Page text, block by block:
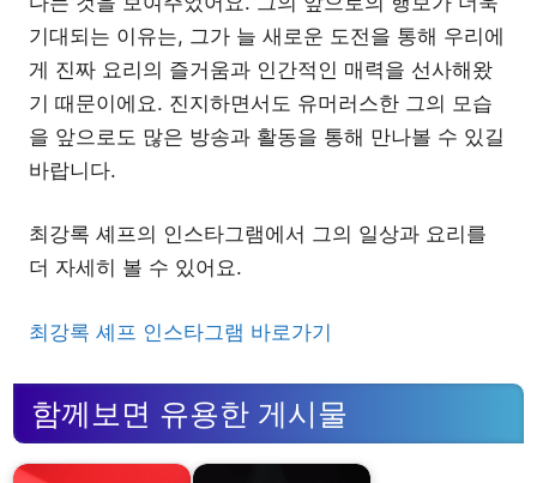
기대되는 이유는, 그가 늘 새로운 도전을 통해 우리에
게 진짜 요리의 즐거움과 인간적인 매력을 선사해왔
기 때문이에요. 진지하면서도 유머러스한 그의 모습
을 앞으로도 많은 방송과 활동을 통해 만나볼 수 있길
바랍니다.
최강록 셰프의 인스타그램에서 그의 일상과 요리를
더 자세히 볼 수 있어요.
최강록 셰프 인스타그램 바로가기
함께보면 유용한 게시물